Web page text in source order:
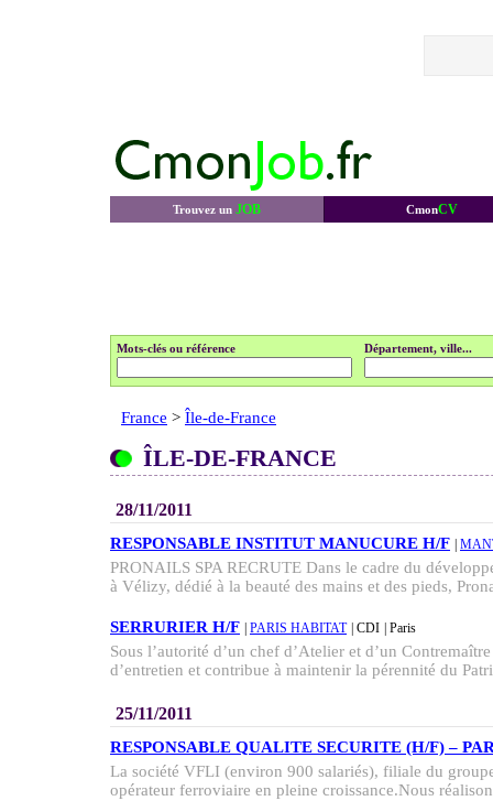
Trouvez un JOB CmonCV
Mots-clés ou référence Département, ville...
France > Île-de-France
ÎLE-DE-FRANCE
28/11/2011
RESPONSABLE INSTITUT MANUCURE H/F
PRONAILS SPA RECRUTE Dans le cadre du
à Vélizy, dédié à la beauté des mains et des pieds,
SERRURIER H/F PARIS HABITAT | CDI | Paris
Sous l’autorité d’un chef d’Atelier et d’un
d’entretien et contribue à maintenir la pérennité du
25/11/2011
RESPONSABLE QUALITE SECURITE (H/F) –
La société VFLI (environ 900 salariés), filiale du
opérateur ferroviaire en pleine croissance.Nous